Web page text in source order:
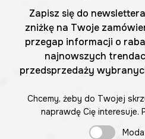
Zapisz się do
zniżkę na Twoje
przegap informacji o
najnowszych
przedsprzedaży
Chcemy, żeby do Twojej
naprawdę Cię interesuje.